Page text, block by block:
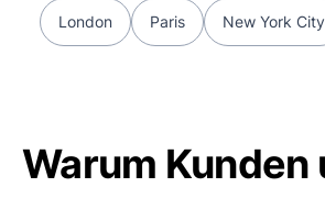
London Paris New York City
Warum Kunden